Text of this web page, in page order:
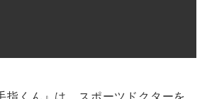
指くん』は、スポーツドクターを